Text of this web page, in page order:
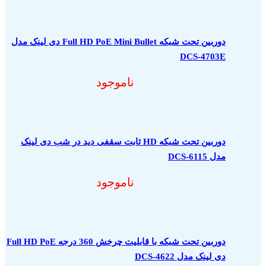
دوربین تحت شبکه Full HD PoE Mini Bullet دی لینک مدل
DCS-4703E
ناموجود
دوربین تحت شبکه HD ثابت سقفی دید در شب دی لینک
مدل DCS-6115
ناموجود
دوربین تحت شبکه با قابلیت چرخش 360 درجه Full HD PoE
دی لینک مدل DCS-4622